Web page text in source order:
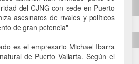
del CJNG con sede en Puerto
asesinatos de rivales y políticos
de gran potencia".
es el empresario Michael Ibarra
de Puerto Vallarta. Según el